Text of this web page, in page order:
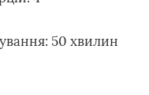
50 хвилин